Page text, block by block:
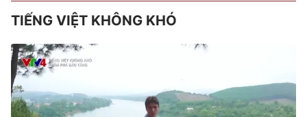
TIẾNG VIỆT KHÔNG KHÓ